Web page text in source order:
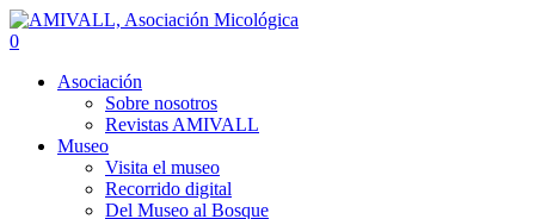
0
Asociación
Sobre nosotros
Revistas AMIVALL
Museo
Visita el museo
Recorrido digital
Del Museo al Bosque